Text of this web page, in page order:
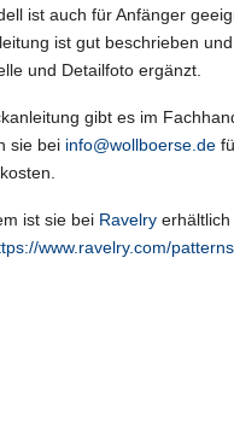
ist auch für Anfänger
ist gut beschrieben und
und Detailfoto ergänzt.
gibt es im
sie bei info@wollboerse.de
ist sie bei Ravelry erhältlich
www.ravelry.com/